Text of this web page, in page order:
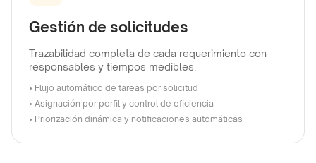
Gestión de solicitudes
Trazabilidad completa de cada requerimiento con
responsables y tiempos medibles.
• Flujo automático de tareas por solicitud
• Asignación por perfil y control de eficiencia
• Priorización dinámica y notificaciones automáticas